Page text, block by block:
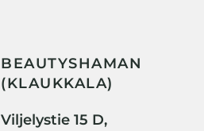
BEAUTYSHAMAN
(KLAUKKALA)
Viljelystie 15 D,